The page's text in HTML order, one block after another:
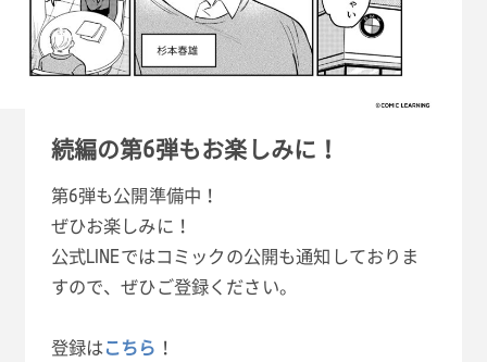
続編の第6弾もお楽しみに！
第6弾も公開準備中！
ぜひお楽しみに！
公式LINEではコミックの公開も通知しておりま
すので、ぜひご登録ください。
登録はこちら ！